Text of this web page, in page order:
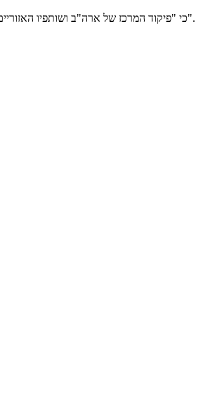
למרות הפעולות האגרסיביות המכוונות נגד שטח איראן והפרות הפסקת האש הבוטות והבולטות בהזדמנויות רבות בימים ובשבועות האחרונים, כתב CENTCOM כי "פיקוד המרכז של ארה"ב ושותפיו האזוריים נוקטים באיפוק".